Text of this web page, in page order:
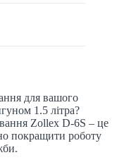
для вашого
1.5 літра?
Zollex D-6S – це
покращити роботу